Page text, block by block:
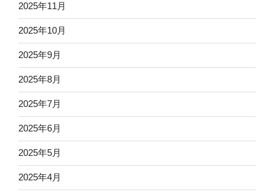
2025年11月
2025年10月
2025年9月
2025年8月
2025年7月
2025年6月
2025年5月
2025年4月